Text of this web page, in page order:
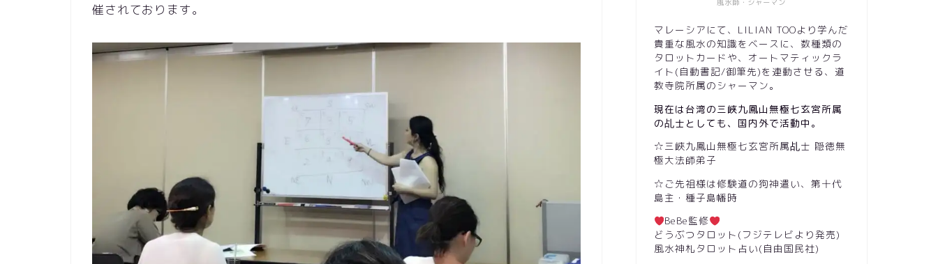
催されております。
風水師・シャーマン
マレーシアにて、LILIAN TOOより学んだ
貴重な風水の知識をベースに、数種類の
タロットカードや、オートマティックラ
イト(自動書記/御筆先)を連動させる、道
教寺院所属のシャーマン。
現在は台湾の三峽九鳳山無極七玄宮所属
の乩士としても、国内外で活動中。
☆三峽九鳳山無極七玄宮所属乩士 隠徳無
極大法師弟子
☆ご先祖様は修験道の狗神遣い、第十代
島主・種子島幡時
BeBe監修
どうぶつタロット(フジテレビより発売)
風水神札タロット占い(自由国民社)